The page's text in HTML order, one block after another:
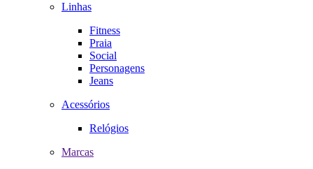
Linhas
Fitness
Praia
Social
Personagens
Jeans
Acessórios
Relógios
Marcas